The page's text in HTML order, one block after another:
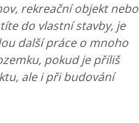
rekreační objekt nebo
do vlastní stavby, je
další práce o mnoho
pokud je příliš
ale i při budování